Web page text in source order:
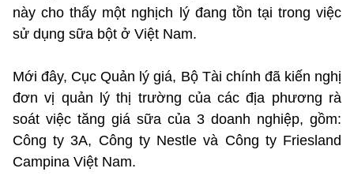
này cho thấy một nghịch lý đang tồn tại trong việc
sử dụng sữa bột ở Việt Nam.
Mới đây, Cục Quản lý giá, Bộ Tài chính đã kiến nghị
đơn vị quản lý thị trường của các địa phương rà
soát việc tăng giá sữa của 3 doanh nghiệp, gồm:
Công ty 3A, Công ty Nestle và Công ty Friesland
Campina Việt Nam.